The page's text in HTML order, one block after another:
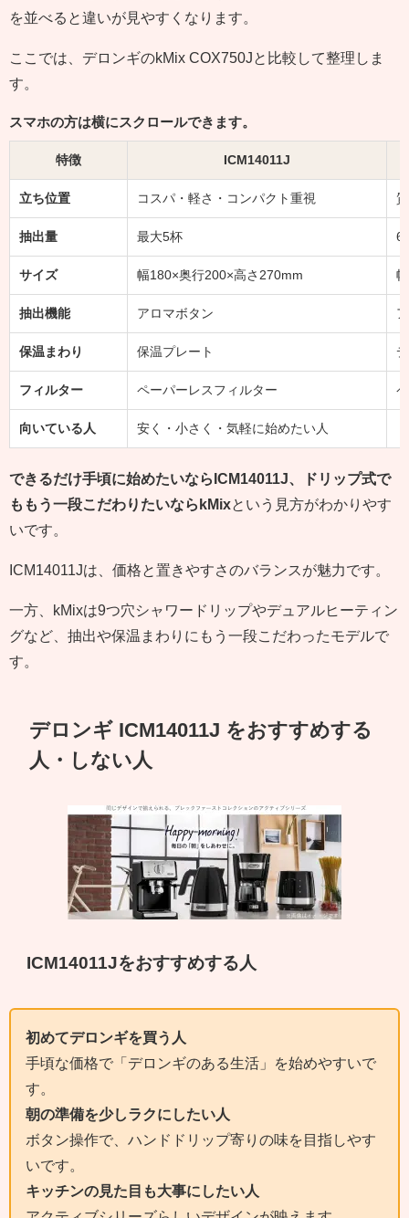
を並べると違いが見やすくなります。
ここでは、デロンギのkMix COX750Jと比較して整理しま
す。
スマホの方は横にスクロールできます。
特徴 ICM14011J
立ち位置 コスパ・軽さ・コンパクト重視
抽出量 最大5杯 6
サイズ 幅180×奥行200×高さ270mm
抽出機能 アロマボタン
保温まわり 保温プレート
フィルター ペーパーレスフィルター
向いている人 安く・小さく・気軽に始めたい人
できるだけ手頃に始めたいならICM14011J、ドリップ式で
ももう一段こだわりたいならkMixという見方がわかりやす
いです。
ICM14011Jは、価格と置きやすさのバランスが魅力です。
一方、kMixは9つ穴シャワードリップやデュアルヒーティン
グなど、抽出や保温まわりにもう一段こだわったモデルで
す。
デロンギ ICM14011J をおすすめする
人・しない人
ICM14011Jをおすすめする人
初めてデロンギを買う人
手頃な価格で「デロンギのある生活」を始めやすいで
す。
朝の準備を少しラクにしたい人
ボタン操作で、ハンドドリップ寄りの味を目指しやす
いです。
キッチンの見た目も大事にしたい人